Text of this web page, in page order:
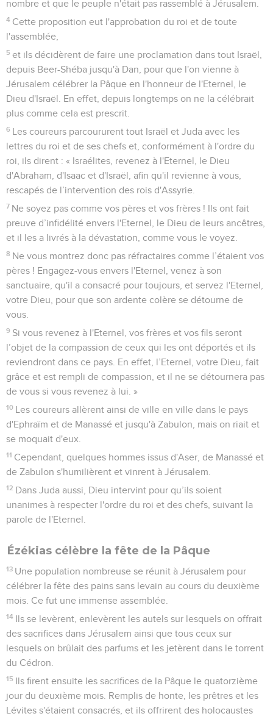
nombre et que le peuple n'était pas rassemblé à Jérusalem.
4 Cette proposition eut l'approbation du roi et de toute
l'assemblée,
5 et ils décidèrent de faire une proclamation dans tout Israël,
depuis Beer-Shéba jusqu'à Dan, pour que l'on vienne à
Jérusalem célébrer la Pâque en l'honneur de l'Eternel, le
Dieu d'Israël. En effet, depuis longtemps on ne la célébrait
plus comme cela est prescrit.
6 Les coureurs parcoururent tout Israël et Juda avec les
lettres du roi et de ses chefs et, conformément à l'ordre du
roi, ils dirent : « Israélites, revenez à l'Eternel, le Dieu
d'Abraham, d'Isaac et d'Israël, afin qu'il revienne à vous,
rescapés de l’intervention des rois d'Assyrie.
7 Ne soyez pas comme vos pères et vos frères ! Ils ont fait
preuve d’infidélité envers l'Eternel, le Dieu de leurs ancêtres,
et il les a livrés à la dévastation, comme vous le voyez.
8 Ne vous montrez donc pas réfractaires comme l’étaient vos
pères ! Engagez-vous envers l'Eternel, venez à son
sanctuaire, qu'il a consacré pour toujours, et servez l'Eternel,
votre Dieu, pour que son ardente colère se détourne de
vous.
9 Si vous revenez à l'Eternel, vos frères et vos fils seront
l’objet de la compassion de ceux qui les ont déportés et ils
reviendront dans ce pays. En effet, l’Eternel, votre Dieu, fait
grâce et est rempli de compassion, et il ne se détournera pas
de vous si vous revenez à lui. »
10 Les coureurs allèrent ainsi de ville en ville dans le pays
d'Ephraïm et de Manassé et jusqu'à Zabulon, mais on riait et
se moquait d'eux.
11 Cependant, quelques hommes issus d'Aser, de Manassé et
de Zabulon s'humilièrent et vinrent à Jérusalem.
12 Dans Juda aussi, Dieu intervint pour qu’ils soient
unanimes à respecter l'ordre du roi et des chefs, suivant la
parole de l'Eternel.
Ézékias célèbre la fête de la Pâque
13 Une population nombreuse se réunit à Jérusalem pour
célébrer la fête des pains sans levain au cours du deuxième
mois. Ce fut une immense assemblée.
14 Ils se levèrent, enlevèrent les autels sur lesquels on offrait
des sacrifices dans Jérusalem ainsi que tous ceux sur
lesquels on brûlait des parfums et les jetèrent dans le torrent
du Cédron.
15 Ils firent ensuite les sacrifices de la Pâque le quatorzième
jour du deuxième mois. Remplis de honte, les prêtres et les
Lévites s'étaient consacrés, et ils offrirent des holocaustes